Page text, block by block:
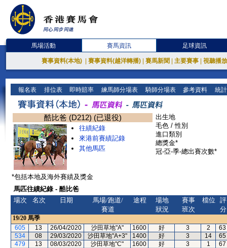
馬場活動 賽馬資訊 足球資訊
賽事資料(本地) 賽事資料(越洋轉播) 賽馬新聞 主要賽事 視聽播
報名表 排位表 即時賠率 練馬師分場表 騎師分場表 參考資料 統
酷比爸 (D212) (已退役)
往績紀錄
來港前賽績記錄
其他馬匹
出生地
毛色 / 性別
進口類別
總獎金*
冠-亞-季-總出賽次數*
*包括本地及海外賽績及獎金
馬匹往績紀錄 - 酷比爸
場次
名次 日期
馬場/跑道/
賽道
途程
場地
狀況
賽事
班次
檔位
評
分
19/20 馬季
605
13 26/04/2020 沙田草地"A" 1600 好 3 2
63
534
08 29/03/2020 沙田草地"A+3" 1400 好 3 14
65
479
13 08/03/2020 沙田草地"C" 1600 好 3 1
67